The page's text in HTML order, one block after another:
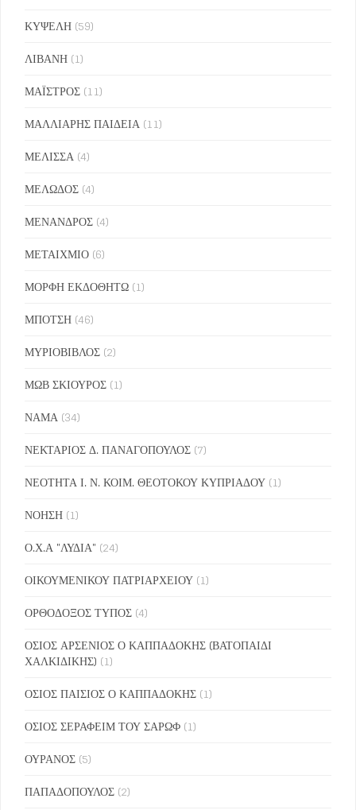
ΚΥΨΕΛΗ (59)
ΛΙΒΑΝΗ (1)
ΜΑΪΣΤΡΟΣ (11)
ΜΑΛΛΙΑΡΗΣ ΠΑΙΔΕΙΑ (11)
ΜΕΛΙΣΣΑ (4)
ΜΕΛΩΔΟΣ (4)
ΜΕΝΑΝΔΡΟΣ (4)
ΜΕΤΑΙΧΜΙΟ (6)
ΜΟΡΦΗ ΕΚΔΟΘΗΤΩ (1)
ΜΠΟΤΣΗ (46)
ΜΥΡΙΟΒΙΒΛΟΣ (2)
ΜΩΒ ΣΚΙΟΥΡΟΣ (1)
ΝΑΜΑ (34)
ΝΕΚΤΑΡΙΟΣ Δ. ΠΑΝΑΓΟΠΟΥΛΟΣ (7)
ΝΕΟΤΗΤΑ Ι. Ν. ΚΟΙΜ. ΘΕΟΤΟΚΟΥ ΚΥΠΡΙΑΔΟΥ (1)
ΝΟΗΣΗ (1)
Ο.Χ.Α "ΛΥΔΙΑ" (24)
ΟΙΚΟΥΜΕΝΙΚΟΥ ΠΑΤΡΙΑΡΧΕΙΟΥ (1)
ΟΡΘΟΔΟΞΟΣ ΤΥΠΟΣ (4)
ΟΣΙΟΣ ΑΡΣΕΝΙΟΣ Ο ΚΑΠΠΑΔΟΚΗΣ (ΒΑΤΟΠΑΙΔΙ
ΧΑΛΚΙΔΙΚΗΣ) (1)
ΟΣΙΟΣ ΠΑΙΣΙΟΣ Ο ΚΑΠΠΑΔΟΚΗΣ (1)
ΟΣΙΟΣ ΣΕΡΑΦΕΙΜ ΤΟΥ ΣΑΡΩΦ (1)
ΟΥΡΑΝΟΣ (5)
ΠΑΠΑΔΟΠΟΥΛΟΣ (2)